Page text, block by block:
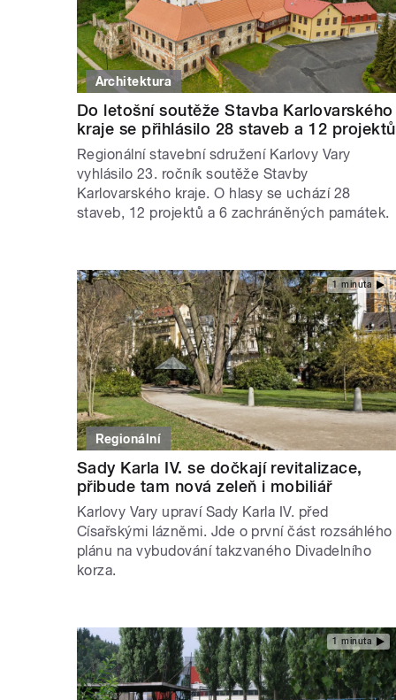
Architektura
Do letošní soutěže Stavba Karlovarského
kraje se přihlásilo 28 staveb a 12 projektů
Regionální stavební sdružení Karlovy Vary
vyhlásilo 23. ročník soutěže Stavby
Karlovarského kraje. O hlasy se uchází 28
staveb, 12 projektů a 6 zachráněných památek.
1 minuta
Regionální
Sady Karla IV. se dočkají revitalizace,
přibude tam nová zeleň i mobiliář
Karlovy Vary upraví Sady Karla IV. před
Císařskými lázněmi. Jde o první část rozsáhlého
plánu na vybudování takzvaného Divadelního
korza.
1 minuta